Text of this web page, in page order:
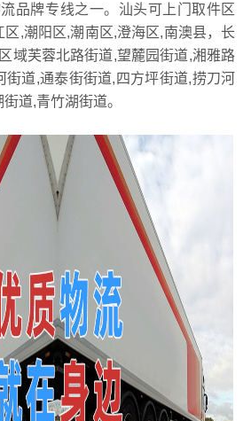
品牌专线之一。汕头可上门取件区
,潮阳区,潮南区,澄海区,南澳县，长
域芙蓉北路街道,望麓园街道,湘雅路
街道,通泰街街道,四方坪街道,捞刀河
道,青竹湖街道。